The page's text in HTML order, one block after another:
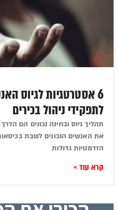
6 אסטרטגיות לגיוס
לתפקידי ניהול בכירים
תהליך גיוס ובחינה נכונים הם
את האנשים הנכונים לשבת
הזדמנויות גדולות
קרא עוד »